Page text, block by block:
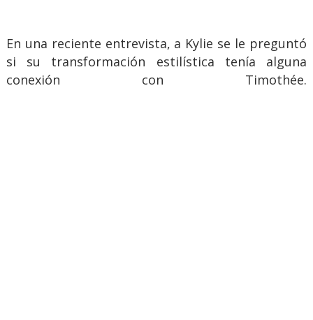
En una reciente entrevista, a Kylie se le preguntó
si su transformación estilística tenía alguna
conexión con Timothée.